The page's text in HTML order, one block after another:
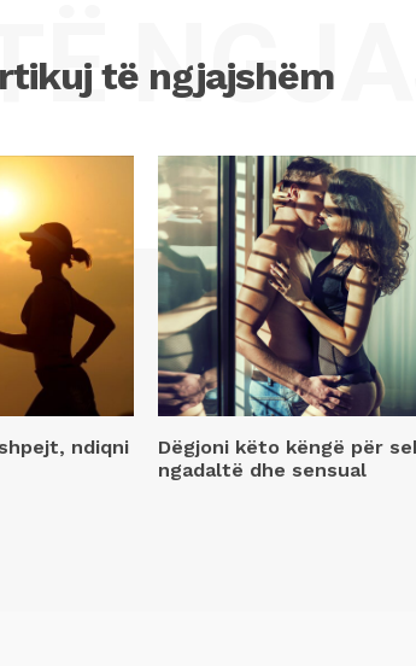
të ngjajshëm
ndiqni
Dëgjoni këto këngë për
ngadaltë dhe sensual